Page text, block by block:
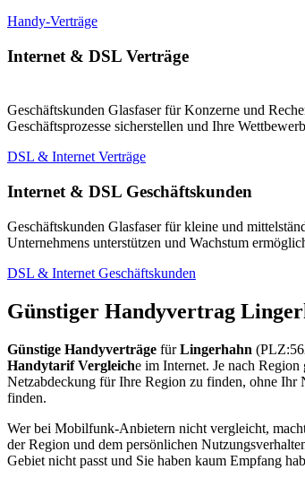
Handy-Verträge
Internet & DSL Verträge
Geschäftskunden Glasfaser für Konzerne und
Geschäftsprozesse sicherstellen und Ihre
DSL & Internet Verträge
Internet & DSL Geschäftskunden
Geschäftskunden Glasfaser für kleine und
Unternehmens unterstützen und Wachstum
DSL & Internet Geschäftskunden
Günstiger Handyvertrag
Günstige Handyverträge fürLingerhahn
Handytarif Vergleiche im Internet. Je nach
Netzabdeckung für Ihre Region zu finden, ohne Ihr
finden.
Wer bei Mobilfunk-Anbietern nicht vergleicht,
der Region und dem persönlichen
Gebiet nicht passt und Sie haben kaum Empfang